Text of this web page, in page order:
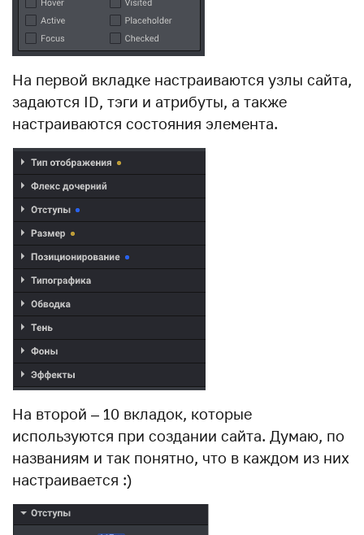
На первой вкладке настраиваются узлы сайта,
задаются ID, тэги и атрибуты, а также
настраиваются состояния элемента.
На второй – 10 вкладок, которые
используются при создании сайта. Думаю, по
названиям и так понятно, что в каждом из них
настраивается :)